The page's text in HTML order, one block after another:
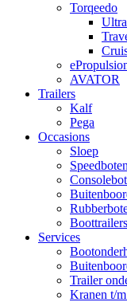
Torqeedo
AVATOR
Trailers
Kalf
Pega
Occasions
Sloep
Boottrailers
Services
Trailer
Kranen t/